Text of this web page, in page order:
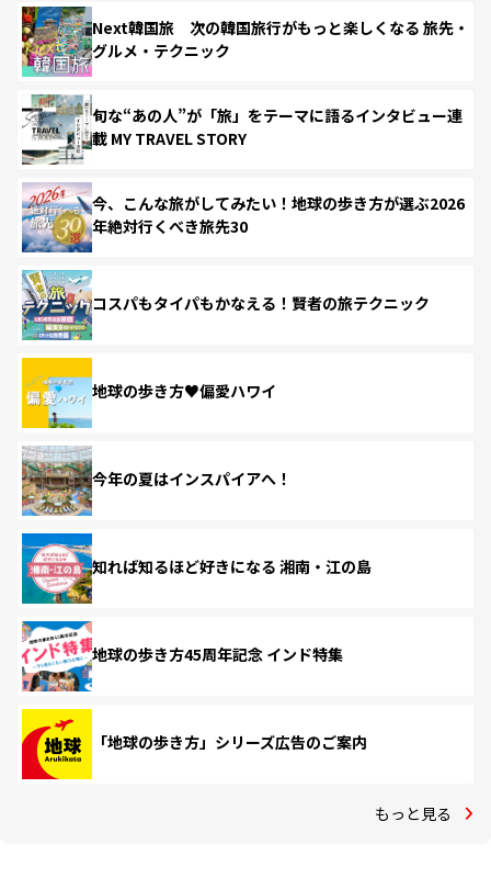
Next韓国旅 次の韓国旅行がもっと楽しくなる 旅先・
グルメ・テクニック
旬な“あの人”が「旅」をテーマに語るインタビュー連
載 MY TRAVEL STORY
今、こんな旅がしてみたい！地球の歩き方が選ぶ2026
年絶対行くべき旅先30
コスパもタイパもかなえる！賢者の旅テクニック
地球の歩き方♥偏愛ハワイ
今年の夏はインスパイアへ！
知れば知るほど好きになる 湘南・江の島
地球の歩き方45周年記念 インド特集
「地球の歩き方」シリーズ広告のご案内
もっと見る